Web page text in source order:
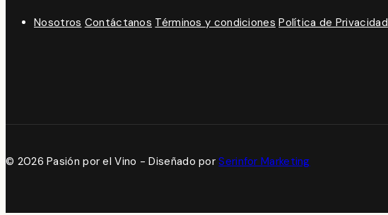
Nosotros Contáctanos Términos y condiciones Política de Privacidad
© 2026 Pasión por el Vino - Diseñado porSerinfor Marketing